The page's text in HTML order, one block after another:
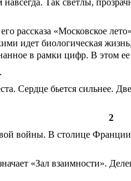
Так светлы,
рассказа «Московское
идет биологическая
в рамки цифр. В этом
Сердце бьется сильнее.
2
войны. В столице
«Зал взаимности».